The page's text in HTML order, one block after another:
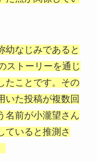
幼なじみであると
ストーリーを通じ
たことです。その
いた投稿が複数回
名前が小瀧望さん
ていると推測さ